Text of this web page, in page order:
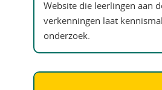
Website die leerlingen aan
verkenningen laat
onderzoek.